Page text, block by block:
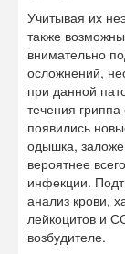
Учитывая их
также
внимательно
осложнений,
при данной
течения
появились
одышка,
вероятнее
инфекции.
анализ крови,
лейкоцитов и
возбудителе.